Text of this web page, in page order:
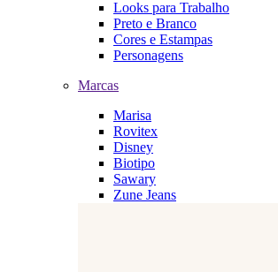
Looks para Trabalho
Preto e Branco
Cores e Estampas
Personagens
Marcas
Marisa
Rovitex
Disney
Biotipo
Sawary
Zune Jeans